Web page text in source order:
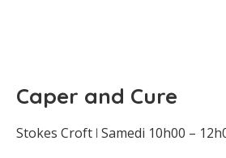
Caper and Cure
Stokes Croft ꘡ Samedi 10h00 –